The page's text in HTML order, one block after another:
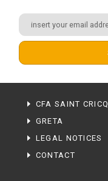
CFA SAINT CRICQ
GRETA
LEGAL NOTICES
CONTACT